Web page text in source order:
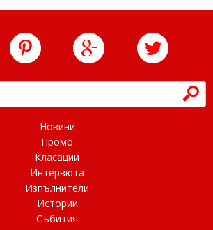
h
Новини
Промо
Класации
Интервюта
Изпълнители
Истории
Събития